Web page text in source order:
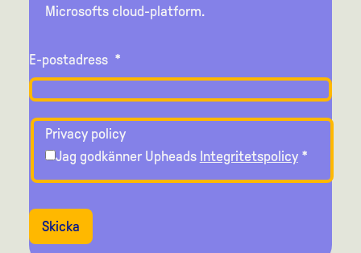
Microsofts cloud-platform.
E-postadress *
Privacy policy
Jag godkänner Upheads Integritetspolicy*
Skicka